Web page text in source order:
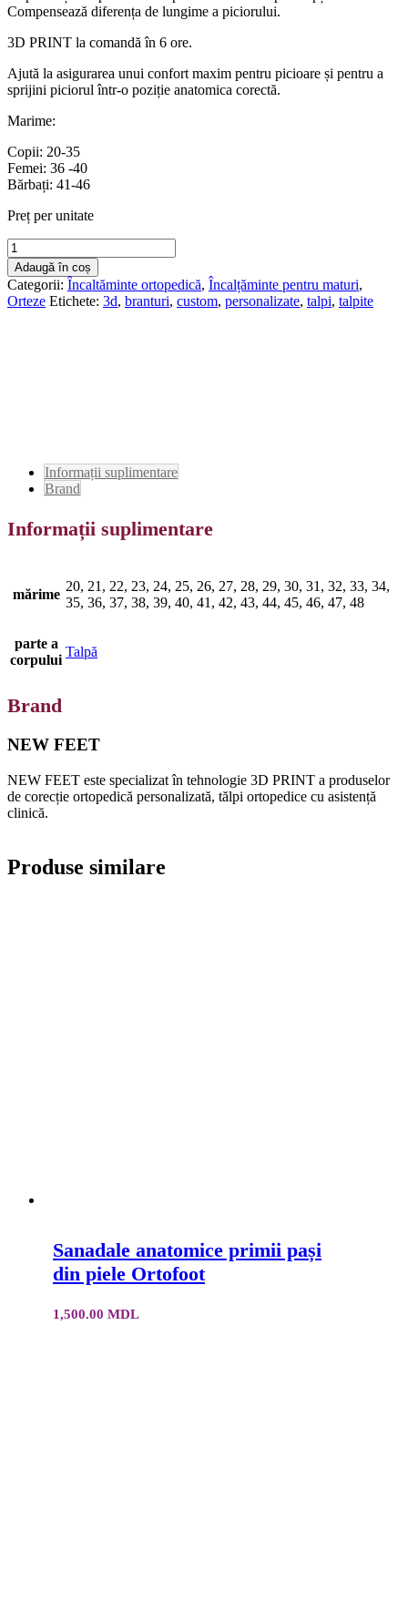
Compensează diferența de lungime a piciorului.
3D PRINT la comandă în 6 ore.
Ajută la asigurarea unui confort maxim pentru picioare și pentru a
sprijini piciorul într-o poziție anatomica corectă.
Marime:
Copii: 20-35
Femei: 36 -40
Bărbați: 41-46
Preț per unitate
Cantitate
3D
PRINT
Talpă
ortopedică
Adaugă în coș
Categorii: Încaltăminte ortopedică, Încalțăminte pentru maturi,
Orteze Etichete: 3d, branturi, custom, personalizate, talpi, talpite
Informații suplimentare
Brand
Informații suplimentare
mărime
20, 21, 22, 23, 24, 25, 26, 27, 28, 29, 30, 31, 32, 33, 34,
35, 36, 37, 38, 39, 40, 41, 42, 43, 44, 45, 46, 47, 48
parte a
corpului
Talpă
Brand
NEW FEET
NEW FEET este specializat în tehnologie 3D PRINT a produselor
de corecție ortopedică personalizată, tălpi ortopedice cu asistență
clinică.
Produse similare
Sanadale anatomice primii pași
din piele Ortofoot
1,500.00 MDL